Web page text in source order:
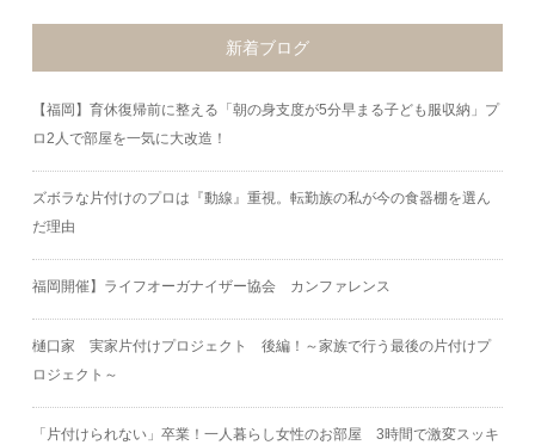
新着ブログ
【福岡】育休復帰前に整える「朝の身支度が5分早まる子ども服収納」プ
ロ2人で部屋を一気に大改造！
ズボラな片付けのプロは『動線』重視。転勤族の私が今の食器棚を選ん
だ理由
福岡開催】ライフオーガナイザー協会 カンファレンス
樋口家 実家片付けプロジェクト 後編！～家族で行う最後の片付けプ
ロジェクト～
「片付けられない」卒業！一人暮らし女性のお部屋 3時間で激変スッキ